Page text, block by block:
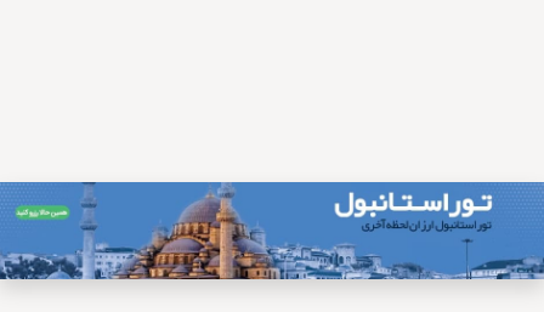
است و فعّالیت های بسیاری در امر گردشگری دارد.
موقعیت مکانی عالی، دسترسی آسان به مترو و تراموا،
فضایی فوق العاده شیک و مدرن و ... از بارز ترین ویژگی